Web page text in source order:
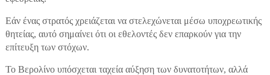
Εάν ένας στρατός χρειάζεται να στελεχώνεται μέσω υποχρεωτικής
θητείας, αυτό σημαίνει ότι οι εθελοντές δεν επαρκούν για την
επίτευξη των στόχων.
Το Βερολίνο υπόσχεται ταχεία αύξηση των δυνατοτήτων, αλλά